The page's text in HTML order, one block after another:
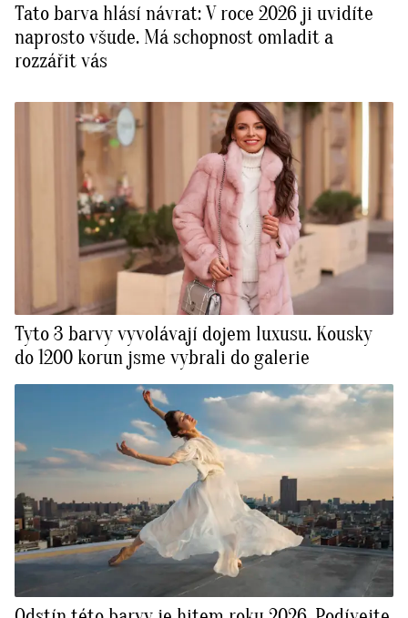
Tato barva hlásí návrat: V roce 2026 ji uvidíte
naprosto všude. Má schopnost omladit a
rozzářit vás
Tyto 3 barvy vyvolávají dojem luxusu. Kousky
do 1200 korun jsme vybrali do galerie